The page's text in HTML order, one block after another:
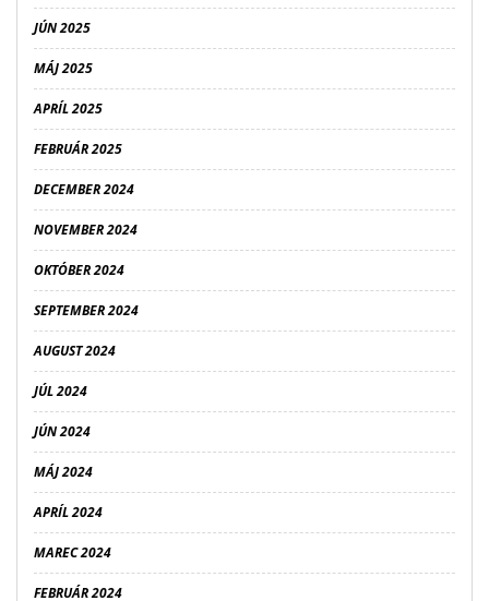
JÚN 2025
MÁJ 2025
APRÍL 2025
FEBRUÁR 2025
DECEMBER 2024
NOVEMBER 2024
OKTÓBER 2024
SEPTEMBER 2024
AUGUST 2024
JÚL 2024
JÚN 2024
MÁJ 2024
APRÍL 2024
MAREC 2024
FEBRUÁR 2024